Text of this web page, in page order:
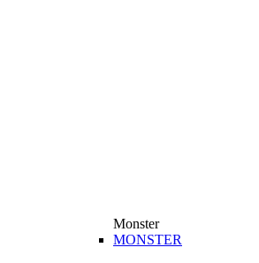
Monster
MONSTER